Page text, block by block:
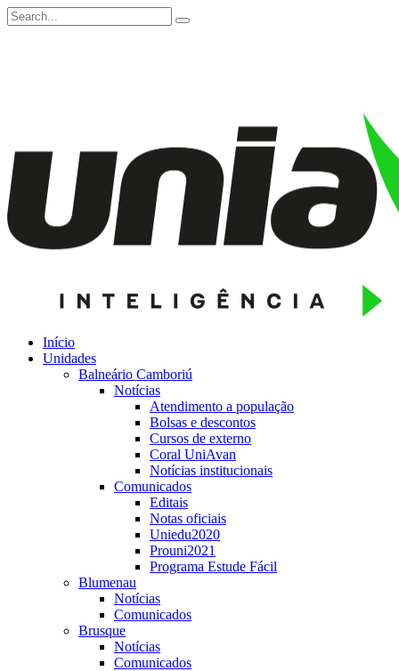
Início
Unidades
Balneário Camboriú
Notícias
Atendimento a população
Bolsas e descontos
Cursos de externo
Coral UniAvan
Notícias institucionais
Comunicados
Editais
Notas oficiais
Uniedu2020
Prouni2021
Programa Estude Fácil
Blumenau
Notícias
Comunicados
Brusque
Notícias
Comunicados